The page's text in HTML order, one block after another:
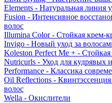
Elements - Натуральная линия
Fusion - Интенсивное
волос
Illumina Color - Стойкая крем-
Invigo - Новый уход за
Koleston Perfect Me + - Стойкая
Nutricurls - Уход для кудрявых
Performance - Классика
Oil Reflections -
волос
Wella - Окислители